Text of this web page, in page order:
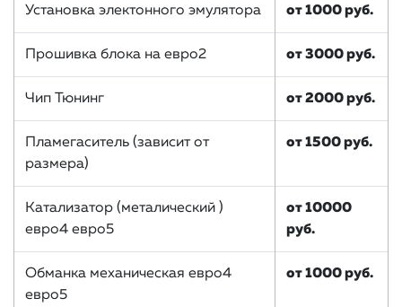
Установка электонного эмулятора от 1000 руб.
Прошивка блока на евро2 от 3000 руб.
Чип Тюнинг от 2000 руб.
Пламегаситель (зависит от
размера)
от 1500 руб.
Катализатор (металический )
евро4 евро5
от 10000
руб.
Обманка механическая евро4
евро5
от 1000 руб.